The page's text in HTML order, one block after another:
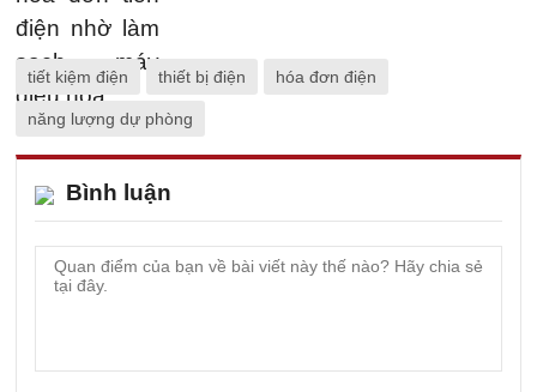
tiết kiệm điện thiết bị điện hóa đơn điện
năng lượng dự phòng
Bình luận